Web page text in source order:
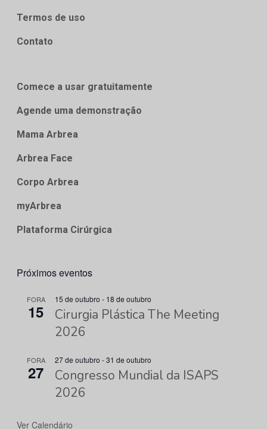
Termos de uso
Contato
Comece a usar gratuitamente
Agende uma demonstração
Mama Arbrea
Arbrea Face
Corpo Arbrea
myArbrea
Plataforma Cirúrgica
Próximos eventos
FORA
15
15 de outubro - 18 de outubro
Cirurgia Plástica The Meeting
2026
FORA
27
27 de outubro -31 de outubro
Congresso Mundial da ISAPS
2026
Ver Calendário